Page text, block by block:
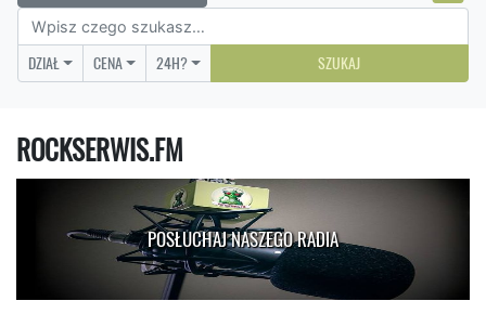
DZIAŁ CENA 24H? SZUKAJ
ROCKSERWIS.FM
POSŁUCHAJ NASZEGO RADIA